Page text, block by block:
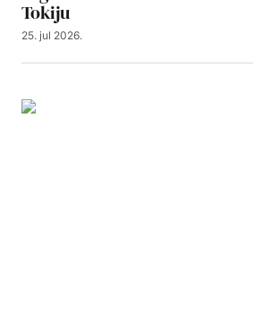
Tokiju
25. jul 2026.